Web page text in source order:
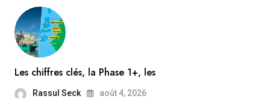
Les chiffres clés, la Phase 1+, les
Rassul Seck août 4, 2026